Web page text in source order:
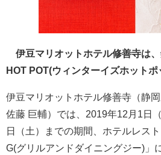
伊豆マリオットホテル修善寺は
HOT POT(ウィンターイズホットポ
伊豆マリオットホテル修善寺（静
佐藤 巨輔）では、2019年12月1日
日（土）までの期間、ホテルレス
G(グリルアンドダイニングジー)」